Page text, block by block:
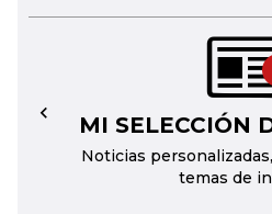
MI SELECCIÓN
Noticias
temas de
←